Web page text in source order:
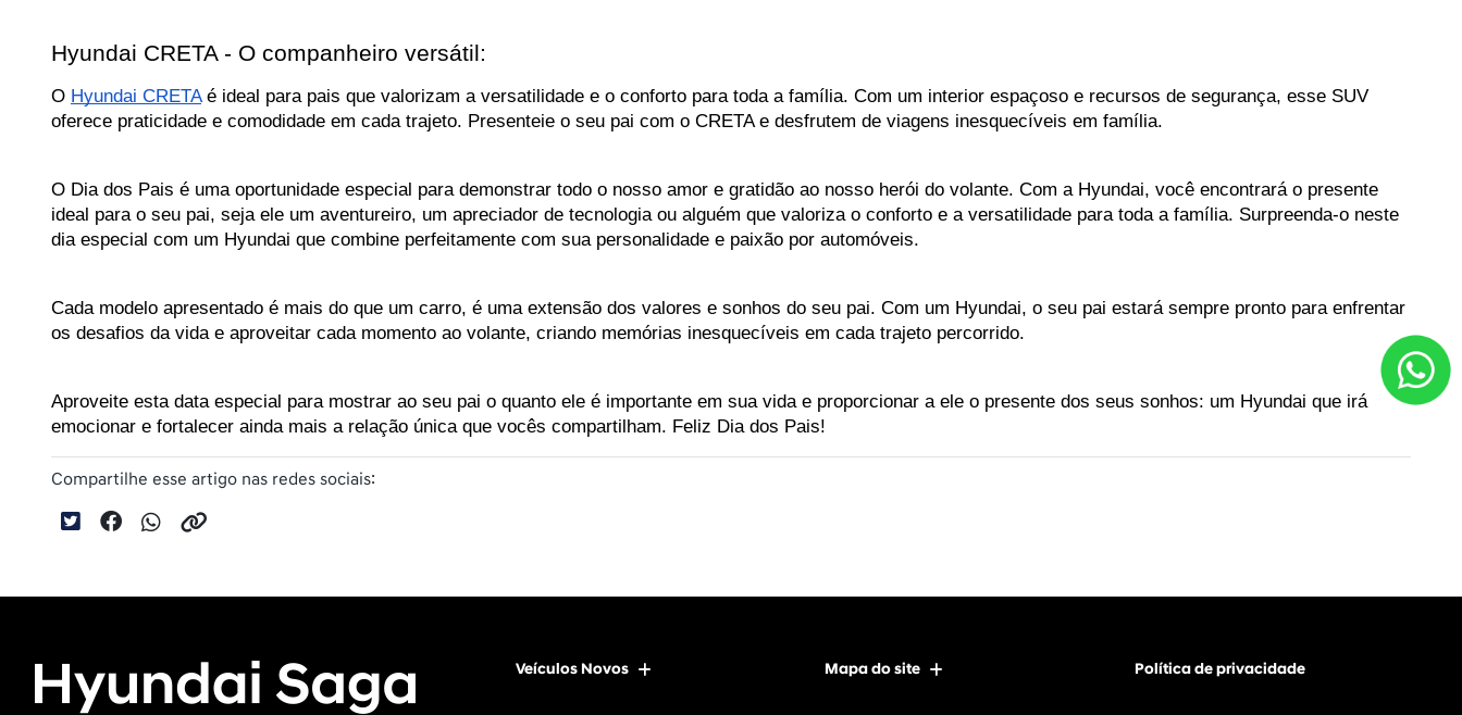
Hyundai CRETA - O companheiro versátil:
O Hyundai CRETA é ideal para pais que valorizam a versatilidade e o conforto para toda a família. Com um interior espaçoso e recursos de segurança, esse SUV
oferece praticidade e comodidade em cada trajeto. Presenteie o seu pai com o CRETA e desfrutem de viagens inesquecíveis em família.
O Dia dos Pais é uma oportunidade especial para demonstrar todo o nosso amor e gratidão ao nosso herói do volante. Com a Hyundai, você encontrará o presente
ideal para o seu pai, seja ele um aventureiro, um apreciador de tecnologia ou alguém que valoriza o conforto e a versatilidade para toda a família. Surpreenda-o neste
dia especial com um Hyundai que combine perfeitamente com sua personalidade e paixão por automóveis.
Cada modelo apresentado é mais do que um carro, é uma extensão dos valores e sonhos do seu pai. Com um Hyundai, o seu pai estará sempre pronto para enfrentar
os desafios da vida e aproveitar cada momento ao volante, criando memórias inesquecíveis em cada trajeto percorrido.
Aproveite esta data especial para mostrar ao seu pai o quanto ele é importante em sua vida e proporcionar a ele o presente dos seus sonhos: um Hyundai que irá
emocionar e fortalecer ainda mais a relação única que vocês compartilham. Feliz Dia dos Pais!
Compartilhe esse artigo nas redes sociais:
Veículos Novos Mapa do site Política de privacidade